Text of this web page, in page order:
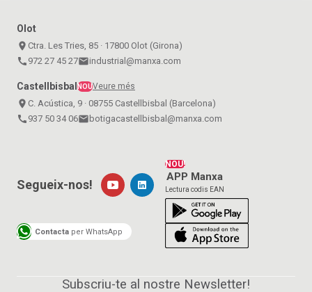
Olot
place Ctra. Les Tries, 85 · 17800 Olot (Girona)
call 972 27 45 27emailindustrial@manxa.com
CastellbisbalNOUVeure més
place C. Acústica, 9 · 08755 Castellbisbal (Barcelona)
call 937 50 34 06emailbotigacastellbisbal@manxa.com
NOU!
APP Manxa
Lectura codis EAN
Segueix-nos!
Contacta per WhatsApp
Subscriu-te al nostre Newsletter!